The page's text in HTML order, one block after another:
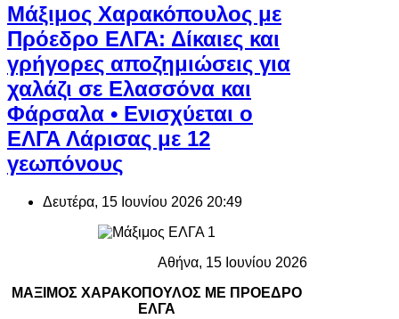
Μάξιμος Χαρακόπουλος με
Πρόεδρο ΕΛΓΑ: Δίκαιες και
γρήγορες αποζημιώσεις για
χαλάζι σε Ελασσόνα και
Φάρσαλα • Ενισχύεται ο
ΕΛΓΑ Λάρισας με 12
γεωπόνους
Δευτέρα, 15 Ιουνίου 2026 20:49
Αθήνα, 15 Ιουνίου 2026
ΜΑΞΙΜΟΣ ΧΑΡΑΚΟΠΟΥΛΟΣ ΜΕ ΠΡΟΕΔΡΟ
ΕΛΓΑ